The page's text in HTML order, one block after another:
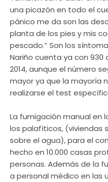
una picazón en todo el
pánico me da son las
planta de los pies y mis
pescado.” Son los
Nariño cuenta ya con
2014, aunque el número
mayor ya que la mayoría
realizarse el test
La fumigación manual en
los palafíticos, (viviendas
sobre el agua), para el
hecho en 10.000 casas
personas. Además de la
a personal médico en las